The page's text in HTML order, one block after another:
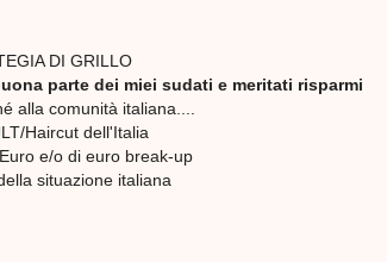
DI GRILLO
parte dei miei sudati e meritati risparmi
alla comunità italiana....
Haircut dell'Italia
e/o di euro break-up
situazione italiana